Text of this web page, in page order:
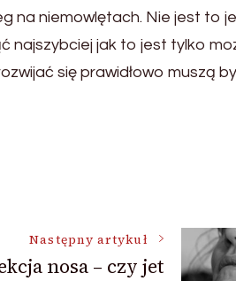
na niemowlętach. Nie jest to
najszybciej jak to jest tylko
się prawidłowo muszą
Następny artykuł
nosa – czy jet